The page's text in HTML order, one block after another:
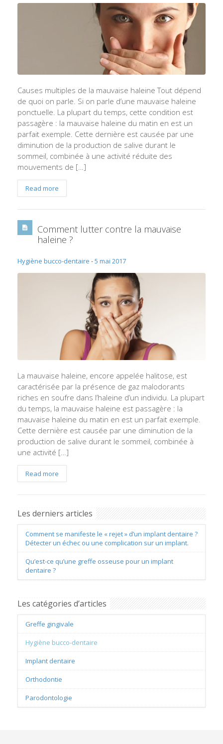
Causes multiples de la mauvaise haleine Tout dépend
de quoi on parle. Si on parle d’une mauvaise haleine
ponctuelle. La plupart du temps, cette condition est
passagère : la mauvaise haleine du matin en est un
parfait exemple. Cette dernière est causée par une
diminution de la production de salive durant le
sommeil, combinée à une activité réduite des
mouvements de […]
Read more
Comment lutter contre la mauvaise
haleine ?
Hygiène bucco-dentaire -5 mai 2017
La mauvaise haleine, encore appelée halitose, est
caractérisée par la présence de gaz malodorants
riches en soufre dans l’haleine d’un individu. La plupart
du temps, la mauvaise haleine est passagère : la
mauvaise haleine du matin en est un parfait exemple.
Cette dernière est causée par une diminution de la
production de salive durant le sommeil, combinée à
une activité […]
Read more
Les derniers articles
Comment se manifeste le « rejet » d’un implant dentaire ?
Détecter un échec ou une complication sur un implant.
Qu’est-ce qu’une greffe osseuse pour un implant
dentaire ?
Les catégories d’articles
Greffe gingivale
Hygiène bucco-dentaire
Implant dentaire
Orthodontie
Parodontologie